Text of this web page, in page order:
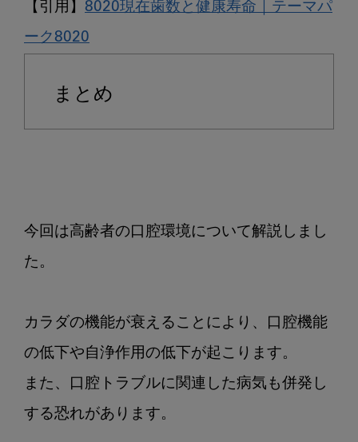
【引用】 8020現在歯数と健康寿命｜テーマパ
ーク8020
まとめ
今回は高齢者の口腔環境について解説しまし
た。
カラダの機能が衰えることにより、口腔機能
の低下や自浄作用の低下が起こります。
また、口腔トラブルに関連した病気も併発し
する恐れがあります。